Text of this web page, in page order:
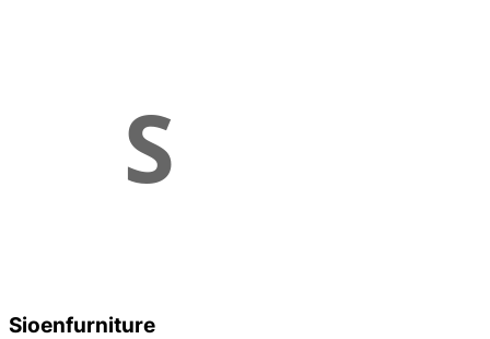
Sioenfurniture